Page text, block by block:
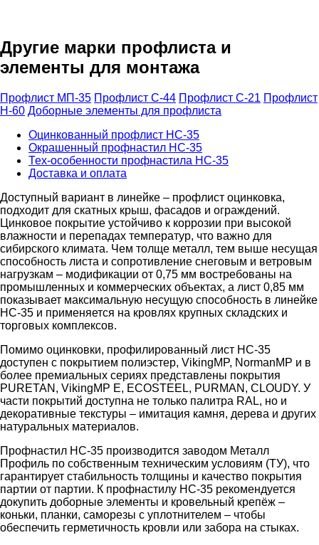
Другие марки профлиста и
элементы для монтажа
Профлист МП-35 Профлист С-44 Профлист С-21 Профлист
Н-60 Доборные элементы для профлиста
Оцинкованный профлист НС-35
Окрашенный профнастил НС-35
Тех-особенности профнастила НС-35
Доставка и оплата
Доступный вариант в линейке – профлист оцинковка,
подходит для скатных крыш, фасадов и ограждений.
Цинковое покрытие устойчиво к коррозии при высокой
влажности и перепадах температур, что важно для
сибирского климата. Чем толще металл, тем выше несущая
способность листа и сопротивление снеговым и ветровым
нагрузкам – модификации от 0,75 мм востребованы на
промышленных и коммерческих объектах, а лист 0,85 мм
показывает максимальную несущую способность в линейке
НС-35 и применяется на кровлях крупных складских и
торговых комплексов.
Помимо оцинковки, профилированный лист НС-35
доступен с покрытием полиэстер, VikingMP, NormanMP и в
более премиальных сериях представлены покрытия
PURETAN, VikingMP E, ECOSTEEL, PURMAN, CLOUDY. У
части покрытий доступна не только палитра RAL, но и
декоративные текстуры – имитация камня, дерева и других
натуральных материалов.
Профнастил НС-35 производится заводом Металл
Профиль по собственным техническим условиям (ТУ), что
гарантирует стабильность толщины и качество покрытия
партии от партии. К профнастилу НС-35 рекомендуется
докупить доборные элементы и кровельный крепёж –
коньки, планки, саморезы с уплотнителем – чтобы
обеспечить герметичность кровли или забора на стыках.